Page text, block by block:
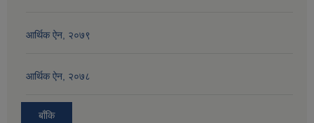
आर्थिक ऐन, २०७९
आर्थिक ऐन, २०७८
बाँकि